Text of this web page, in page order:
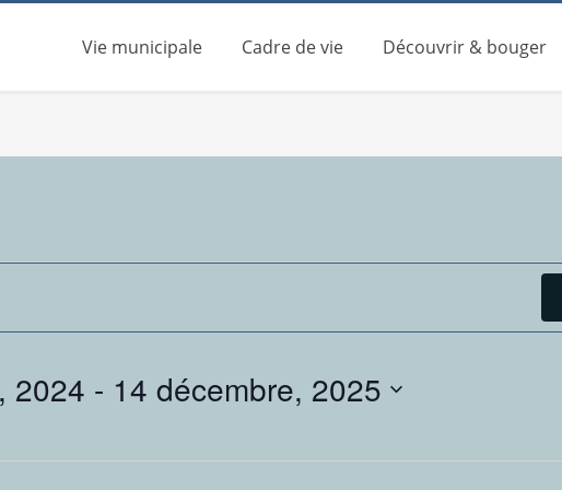
Vie municipale Cadre de vie Découvrir & bouger
2024 - 14 décembre, 2025